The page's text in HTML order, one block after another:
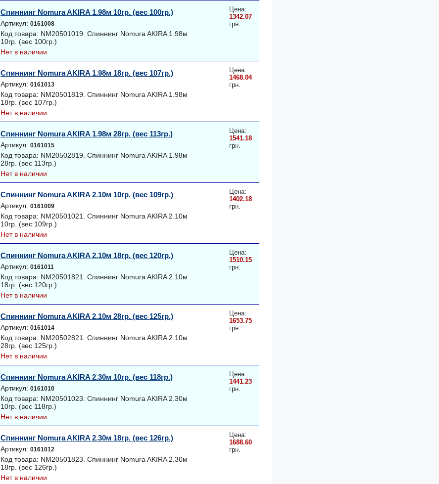
Спиннинг Nomura AKIRA 1.98м 10гр. (вес 100гр.)
Артикул: 0161008
Код товара: NM20501019. Спиннинг Nomura AKIRA 1.98м
10гр. (вес 100гр.)
Нет в наличии
Цена:
1342.07
грн.
Спиннинг Nomura AKIRA 1.98м 18гр. (вес 107гр.)
Артикул: 0161013
Код товара: NM20501819. Спиннинг Nomura AKIRA 1.98м
18гр. (вес 107гр.)
Нет в наличии
Цена:
1468.04
грн.
Спиннинг Nomura AKIRA 1.98м 28гр. (вес 113гр.)
Артикул: 0161015
Код товара: NM20502819. Спиннинг Nomura AKIRA 1.98м
28гр. (вес 113гр.)
Нет в наличии
Цена:
1541.18
грн.
Спиннинг Nomura AKIRA 2.10м 10гр. (вес 109гр.)
Артикул: 0161009
Код товара: NM20501021. Спиннинг Nomura AKIRA 2.10м
10гр. (вес 109гр.)
Нет в наличии
Цена:
1402.18
грн.
Спиннинг Nomura AKIRA 2.10м 18гр. (вес 120гр.)
Артикул: 0161011
Код товара: NM20501821. Спиннинг Nomura AKIRA 2.10м
18гр. (вес 120гр.)
Нет в наличии
Цена:
1510.15
грн.
Спиннинг Nomura AKIRA 2.10м 28гр. (вес 125гр.)
Артикул: 0161014
Код товара: NM20502821. Спиннинг Nomura AKIRA 2.10м
28гр. (вес 125гр.)
Нет в наличии
Цена:
1653.75
грн.
Спиннинг Nomura AKIRA 2.30м 10гр. (вес 118гр.)
Артикул: 0161010
Код товара: NM20501023. Спиннинг Nomura AKIRA 2.30м
10гр. (вес 118гр.)
Нет в наличии
Цена:
1441.23
грн.
Спиннинг Nomura AKIRA 2.30м 18гр. (вес 126гр.)
Артикул: 0161012
Код товара: NM20501823. Спиннинг Nomura AKIRA 2.30м
18гр. (вес 126гр.)
Нет в наличии
Цена:
1688.60
грн.